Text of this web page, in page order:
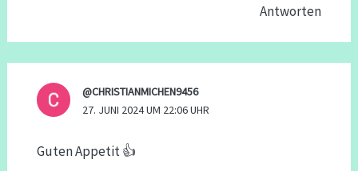
Antworten
@CHRISTIANMICHEN9456
27. JUNI 2024 UM 22:06 UHR
Guten Appetit 👍